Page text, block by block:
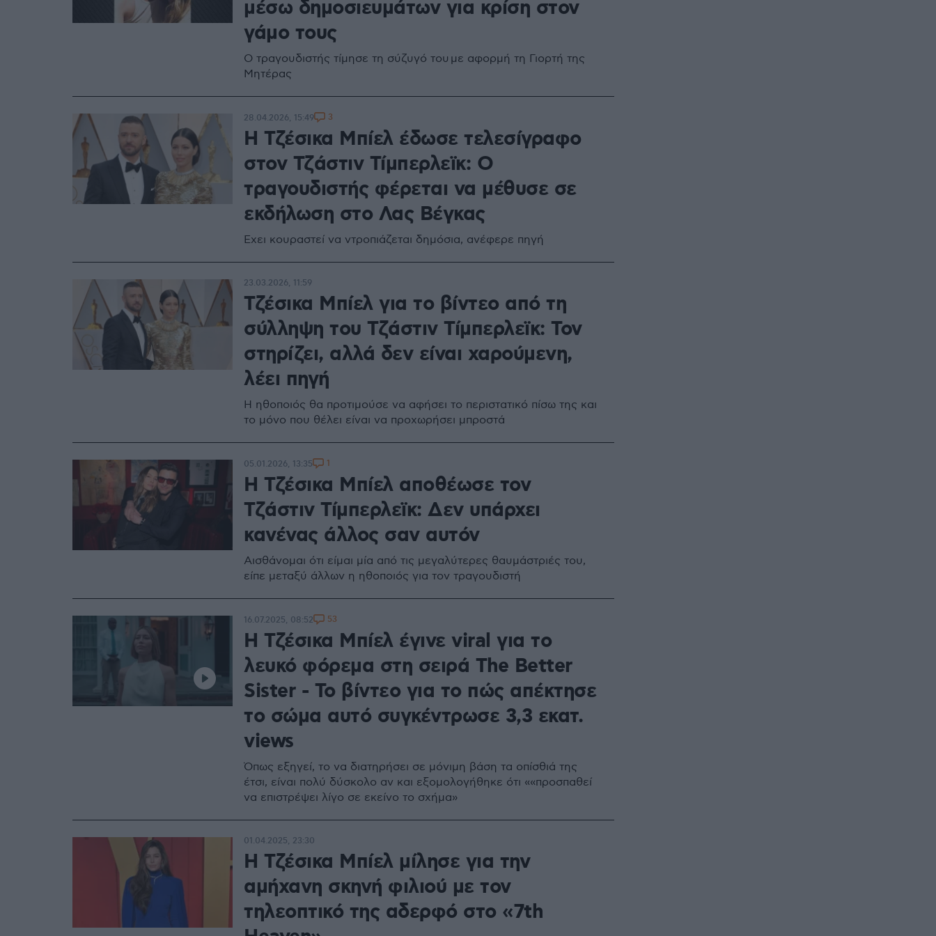
μέσω δημοσιευμάτων για κρίση στον
γάμο τους
Ο τραγουδιστής τίμησε τη σύζυγό του με αφορμή τη Γιορτή της
Μητέρας
Η Τζέσικα Μπίελ έδωσε τελεσίγραφο
στον Τζάστιν Τίμπερλεϊκ: Ο
τραγουδιστής φέρεται να μέθυσε σε
εκδήλωση στο Λας Βέγκας
Έχει κουραστεί να ντροπιάζεται δημόσια, ανέφερε πηγή
28.04.2026, 15:49 3
Τζέσικα Μπίελ για το βίντεο από τη
σύλληψη του Τζάστιν Τίμπερλεϊκ: Τον
στηρίζει, αλλά δεν είναι χαρούμενη,
λέει πηγή
Η ηθοποιός θα προτιμούσε να αφήσει το περιστατικό πίσω της και
το μόνο που θέλει είναι να προχωρήσει μπροστά
23.03.2026, 11:59
Η Τζέσικα Μπίελ αποθέωσε τον
Τζάστιν Τίμπερλεϊκ: Δεν υπάρχει
κανένας άλλος σαν αυτόν
Αισθάνομαι ότι είμαι μία από τις μεγαλύτερες θαυμάστριές του,
είπε μεταξύ άλλων η ηθοποιός για τον τραγουδιστή
05.01.2026, 13:35 1
H Τζέσικα Μπίελ έγινε viral για το
λευκό φόρεμα στη σειρά The Better
Sister - Το βίντεο για το πώς απέκτησε
το σώμα αυτό συγκέντρωσε 3,3 εκατ.
views
Όπως εξηγεί, το να διατηρήσει σε μόνιμη βάση τα οπίσθιά της
έτσι, είναι πολύ δύσκολο αν και εξομολογήθηκε ότι ««προσπαθεί
να επιστρέψει λίγο σε εκείνο το σχήμα»
16.07.2025, 08:52 53
Η Τζέσικα Μπίελ μίλησε για την
αμήχανη σκηνή φιλιού με τον
τηλεοπτικό της αδερφό στο «7th
01.04.2025, 23:30